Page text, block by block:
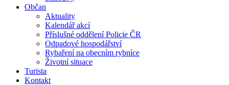
Občan
Aktuality
Kalendář akcí
Příslušné oddělení Policie ČR
Odpadové hospodářství
Rybaření na obecním rybníce
Životní situace
Turista
Kontakt